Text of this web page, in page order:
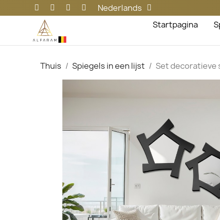
Nederlands
Startpagina
Thuis Spiegels in een lijst Set decoratieve